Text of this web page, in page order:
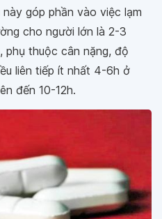
góp phần vào việc lạm
cho người lớn là 2-3
phụ thuộc cân nặng, độ
liên tiếp ít nhất 4-6h ở
đến 10-12h.